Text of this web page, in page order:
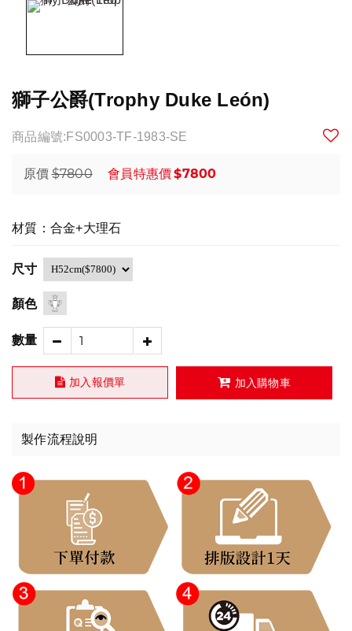
獅子公爵(Trophy Duke León)
商品編號:FS0003-TF-1983-SE
原價 $7800 會員特惠價$7800
材質：合金+大理石
尺寸
顏色
數量
加入報價單 加入購物車
製作流程說明